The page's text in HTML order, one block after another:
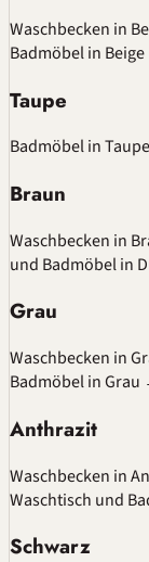
Waschbecken in
Badmöbel in Beige
Taupe
Badmöbel in Taupe
Braun
Waschbecken in
und Badmöbel in
Grau
Waschbecken in
Badmöbel in Grau
Anthrazit
Waschbecken in
Waschtisch und
Schwarz